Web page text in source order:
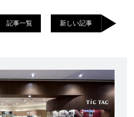
記事一覧 新しい記事